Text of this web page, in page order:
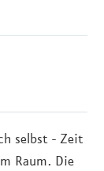
selbst - Zeit
Raum. Die